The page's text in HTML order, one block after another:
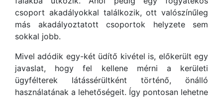
csoport akadályokkal találkozik, ott valószínűleg
más akadályoztatott csoportok helyzete sem
sokkal jobb.
Mivel adódik egy-két üdítő kivétel is, előkerült egy
javaslat, hogy fel kellene mérni a kerületi
ügyfélterek látássérültként történő, önálló
használatának a lehetőségeit. Így pontosan lehetne